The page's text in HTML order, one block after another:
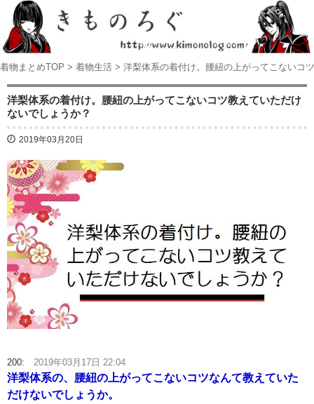
着物まとめTOP > 着物生活 > 洋梨体系の着付け。腰紐の上がってこないコ
洋梨体系の着付け。腰紐の上がってこないコツ教えていただけ
ないでしょうか？
2019年03月20日
200: 2019年03月17日 22:04
洋梨体系の、腰紐の上がってこないコツなんて教えていた
だけないでしょうか。